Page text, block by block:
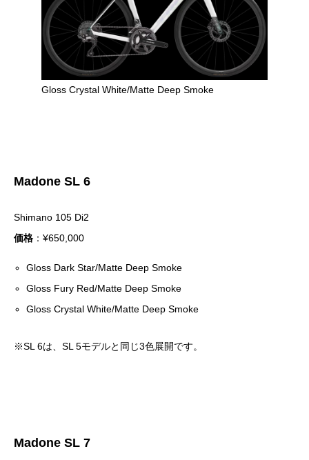
Gloss Crystal White/Matte Deep Smoke
Madone SL 6
Shimano 105 Di2
価格 ：¥650,000
Gloss Dark Star/Matte Deep Smoke
Gloss Fury Red/Matte Deep Smoke
Gloss Crystal White/Matte Deep Smoke
※SL 6は、SL 5モデルと同じ3色展開です。
Madone SL 7